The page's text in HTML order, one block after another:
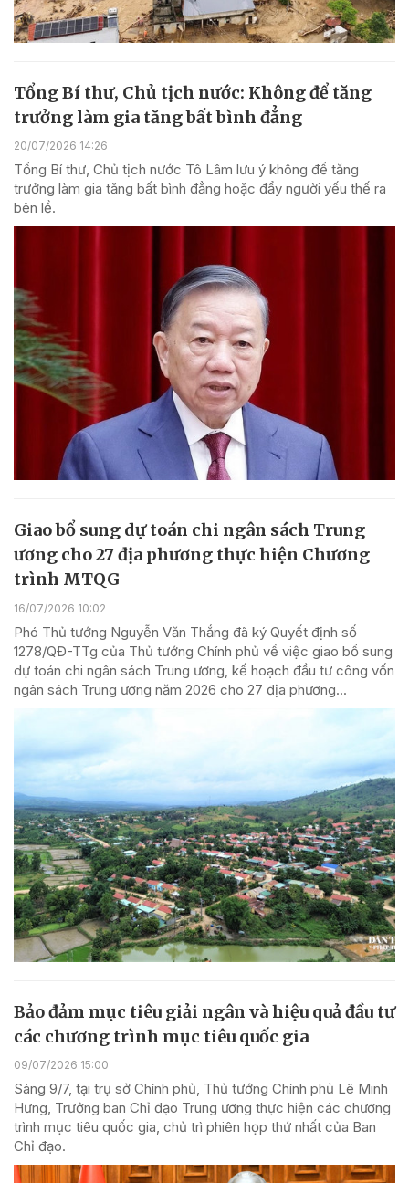
Tổng Bí thư, Chủ tịch nước: Không để tăng
trưởng làm gia tăng bất bình đẳng
20/07/2026 14:26
Tổng Bí thư, Chủ tịch nước Tô Lâm lưu ý không để tăng
trưởng làm gia tăng bất bình đẳng hoặc đẩy người yếu thế ra
bên lề.
Giao bổ sung dự toán chi ngân sách Trung
ương cho 27 địa phương thực hiện Chương
trình MTQG
16/07/2026 10:02
Phó Thủ tướng Nguyễn Văn Thắng đã ký Quyết định số
1278/QĐ-TTg của Thủ tướng Chính phủ về việc giao bổ sung
dự toán chi ngân sách Trung ương, kế hoạch đầu tư công vốn
ngân sách Trung ương năm 2026 cho 27 địa phương...
Bảo đảm mục tiêu giải ngân và hiệu quả đầu tư
các chương trình mục tiêu quốc gia
09/07/2026 15:00
Sáng 9/7, tại trụ sở Chính phủ, Thủ tướng Chính phủ Lê Minh
Hưng, Trưởng ban Chỉ đạo Trung ương thực hiện các chương
trình mục tiêu quốc gia, chủ trì phiên họp thứ nhất của Ban
Chỉ đạo.